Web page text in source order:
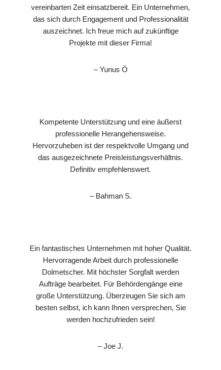
vereinbarten Zeit einsatzbereit. Ein Unternehmen,
das sich durch Engagement und Professionalität
auszeichnet. Ich freue mich auf zukünftige
Projekte mit dieser Firma!
– Yunus Ö
Kompetente Unterstützung und eine äußerst
professionelle Herangehensweise.
Hervorzuheben ist der respektvolle Umgang und
das ausgezeichnete Preisleistungsverhältnis.
Definitiv empfehlenswert.
– Bahman S.
Ein fantastisches Unternehmen mit hoher Qualität.
Hervorragende Arbeit durch professionelle
Dolmetscher. Mit höchster Sorgfalt werden
Aufträge bearbeitet. Für Behördengänge eine
große Unterstützung. Überzeugen Sie sich am
besten selbst, ich kann Ihnen versprechen, Sie
werden hochzufrieden sein!
– Joe J.